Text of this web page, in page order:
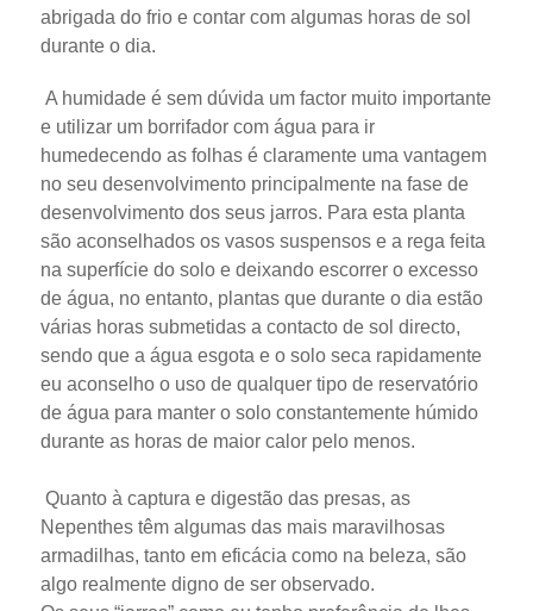
abrigada do frio e contar com algumas horas de sol
durante o dia.
A humidade é sem dúvida um factor muito importante
e utilizar um borrifador com água para ir
humedecendo as folhas é claramente uma vantagem
no seu desenvolvimento principalmente na fase de
desenvolvimento dos seus jarros. Para esta planta
são aconselhados os vasos suspensos e a rega feita
na superfície do solo e deixando escorrer o excesso
de água, no entanto, plantas que durante o dia estão
várias horas submetidas a contacto de sol directo,
sendo que a água esgota e o solo seca rapidamente
eu aconselho o uso de qualquer tipo de reservatório
de água para manter o solo constantemente húmido
durante as horas de maior calor pelo menos.
Quanto à captura e digestão das presas, as
Nepenthes têm algumas das mais maravilhosas
armadilhas, tanto em eficácia como na beleza, são
algo realmente digno de ser observado.